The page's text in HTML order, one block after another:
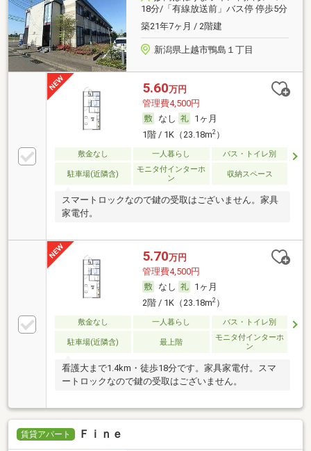
18分/「有線放送前」バス停 停歩5分
築21年7ヶ月 / 2階建
新潟県上越市鴨島１丁目
5.60万円
管理費4,500円
なし
1ヶ月
1階 / 1K（23.18m2）
敷金なし 一人暮らし バス・トイレ別
駐車場(近隣含)
モニタ付インターホ
ン
収納スペース
スマートロックなので鍵の受取はございません。家具
家電付。
5.70万円
管理費4,500円
なし
1ヶ月
2階 / 1K（23.18m2）
敷金なし 一人暮らし バス・トイレ別
駐車場(近隣含) 最上階
モニタ付インターホ
ン
看護大まで1.4km・徒歩18分です。家具家電付。スマ
ートロックなので鍵の受取はございません。
賃貸アパート Ｆｉｎｅ